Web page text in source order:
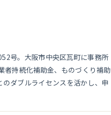
号。大阪市中央区瓦町に事務所
者持続化補助金、ものづくり補助
ダブルライセンスを活かし、申